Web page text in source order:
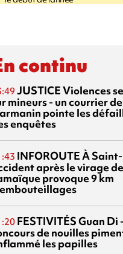
continu
JUSTICEViolences
mineurs - un courrier de
pointe les
enquêtes
INFOROUTEÀ
après le virage
provoque 9 km
FESTIVITÉSGuan Di
de nouilles
les papilles